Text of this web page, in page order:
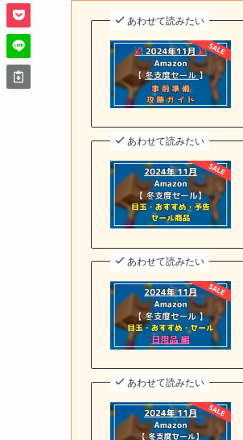
あわせて読みたい
あわせて読みたい
あわせて読みたい
あわせて読みたい